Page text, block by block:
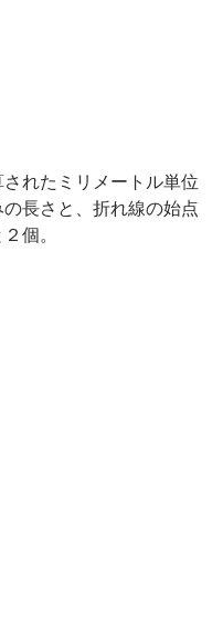
れたミリメートル単位
長さと、折れ線の始点
個。